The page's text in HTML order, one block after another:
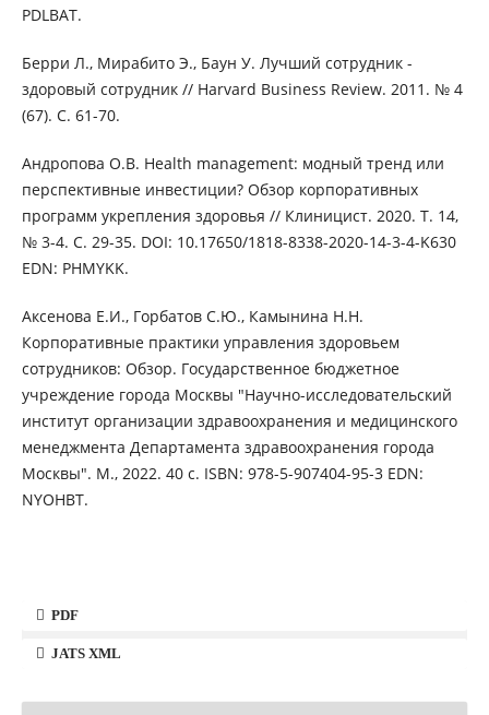
PDLBAT.
Берри Л., Мирабито Э., Баун У. Лучший сотрудник -
здоровый сотрудник // Harvard Business Review. 2011. № 4
(67). С. 61-70.
Андропова О.В. Health management: модный тренд или
перспективные инвестиции? Обзор корпоративных
программ укрепления здоровья // Клиницист. 2020. Т. 14,
№ 3-4. С. 29-35. DOI: 10.17650/1818-8338-2020-14-3-4-K630
EDN: PHMYKK.
Аксенова Е.И., Горбатов С.Ю., Камынина Н.Н.
Корпоративные практики управления здоровьем
сотрудников: Обзор. Государственное бюджетное
учреждение города Москвы "Научно-исследовательский
институт организации здравоохранения и медицинского
менеджмента Департамента здравоохранения города
Москвы". М., 2022. 40 с. ISBN: 978-5-907404-95-3 EDN:
NYOHBT.
PDF
JATS XML